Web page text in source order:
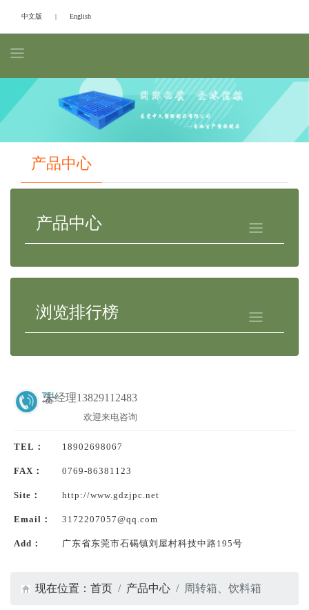
中文版 | English
产品中心
产品中心
浏览排行榜
朱经理13829112483
欢迎来电咨询
TEL： 18902698067
FAX： 0769-86381123
Site： http://www.gdzjpc.net
Email： 3172207057@qq.com
Add： 广东省东莞市石碣镇刘屋村科技中路195号
现在位置： 首页 产品中心 周转箱、饮料箱